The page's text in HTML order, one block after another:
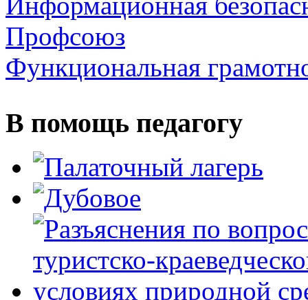
Профсоюз
Функциональная
В помощь педагогу